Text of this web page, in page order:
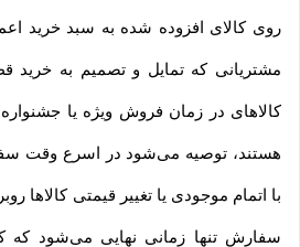
روی کالای افزوده شده به سبد خرید
مشتریانی که تمایل و تصمیم به خرید
کالاهای در زمان فروش ویژه یا
هستند، توصیه می‌شود در اسرع وقت
با اتمام موجودی یا تغییر قیمتی کالاها
سفارش تنها زمانی نهایی می‌شود که